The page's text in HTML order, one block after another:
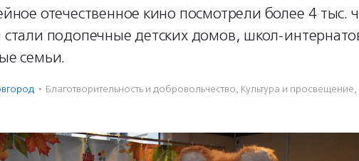
отечественное кино посмотрели более 4 тыс.
подопечные детских домов, школ-
семьи.
· Благотвори­тель­ность и доброволь­чест­во, Культура и просвещение,